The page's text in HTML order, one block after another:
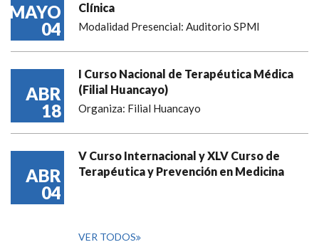
MAYO
04
Clínica
Modalidad Presencial: Auditorio SPMI
ABR
18
I Curso Nacional de Terapéutica Médica
(Filial Huancayo)
Organiza: Filial Huancayo
ABR
04
V Curso Internacional y XLV Curso de
Terapéutica y Prevención en Medicina
VER TODOS